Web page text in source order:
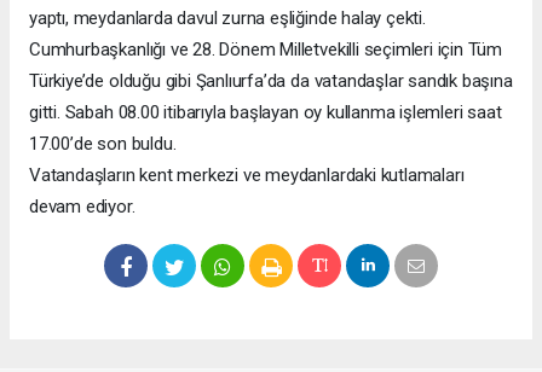
yaptı, meydanlarda davul zurna eşliğinde halay çekti.
Cumhurbaşkanlığı ve 28. Dönem Milletvekilli seçimleri için Tüm
Türkiye’de olduğu gibi Şanlıurfa’da da vatandaşlar sandık başına
gitti. Sabah 08.00 itibarıyla başlayan oy kullanma işlemleri saat
17.00’de son buldu.
Vatandaşların kent merkezi ve meydanlardaki kutlamaları
devam ediyor.